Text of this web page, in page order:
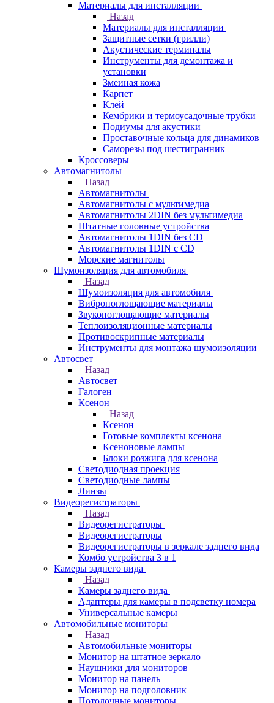
Материалы для инсталляции
Назад
Материалы для инсталляции
Защитные сетки (грилли)
Акустические терминалы
Инструменты для демонтажа и
установки
Змеиная кожа
Карпет
Клей
Кембрики и термоусадочные трубки
Подиумы для акустики
Проставочные кольца для динамиков
Саморезы под шестигранник
Кроссоверы
Автомагнитолы
Назад
Автомагнитолы
Автомагнитолы с мультимедиа
Автомагнитолы 2DIN без мультимедиа
Штатные головные устройства
Автомагнитолы 1DIN без CD
Автомагнитолы 1DIN с CD
Морские магнитолы
Шумоизоляция для автомобиля
Назад
Шумоизоляция для автомобиля
Вибропоглощающие материалы
Звукопоглощающие материалы
Теплоизоляционные материалы
Противоскрипные материалы
Инструменты для монтажа шумоизоляции
Автосвет
Назад
Автосвет
Галоген
Ксенон
Назад
Ксенон
Готовые комплекты ксенона
Ксеноновые лампы
Блоки розжига для ксенона
Светодиодная проекция
Светодиодные лампы
Линзы
Видеорегистраторы
Назад
Видеорегистраторы
Видеорегистраторы
Видеорегистраторы в зеркале заднего вида
Комбо устройства 3 в 1
Камеры заднего вида
Назад
Камеры заднего вида
Адаптеры для камеры в подсветку номера
Универсальные камеры
Автомобильные мониторы
Назад
Автомобильные мониторы
Монитор на штатное зеркало
Наушники для мониторов
Монитор на панель
Монитор на подголовник
Потолочные мониторы